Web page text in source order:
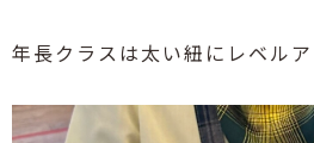
年長クラスは太い紐にレベルア